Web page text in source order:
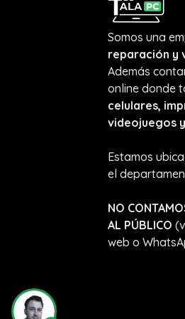
Somos una
reparación y
Además
online donde
celulares,
videojuegos
Estamos
el
NO
AL PÚBLICO
web o